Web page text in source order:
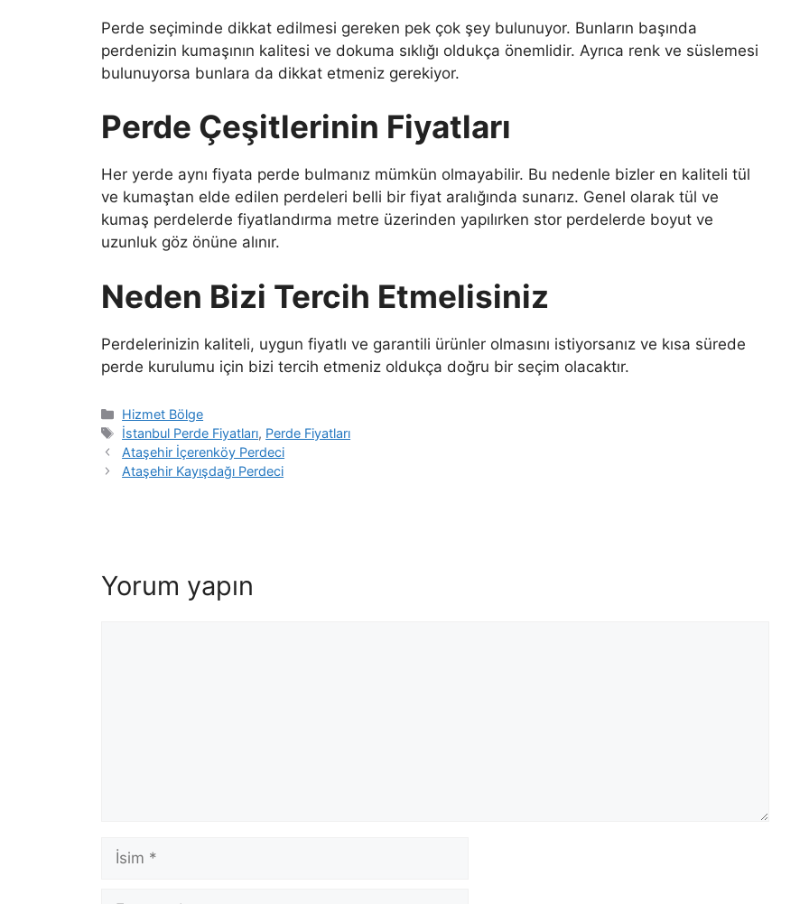
Perde seçiminde dikkat edilmesi gereken pek çok şey bulunuyor. Bunların başında
perdenizin kumaşının kalitesi ve dokuma sıklığı oldukça önemlidir. Ayrıca renk ve süslemesi
bulunuyorsa bunlara da dikkat etmeniz gerekiyor.
Perde Çeşitlerinin Fiyatları
Her yerde aynı fiyata perde bulmanız mümkün olmayabilir. Bu nedenle bizler en kaliteli tül
ve kumaştan elde edilen perdeleri belli bir fiyat aralığında sunarız. Genel olarak tül ve
kumaş perdelerde fiyatlandırma metre üzerinden yapılırken stor perdelerde boyut ve
uzunluk göz önüne alınır.
Neden Bizi Tercih Etmelisiniz
Perdelerinizin kaliteli, uygun fiyatlı ve garantili ürünler olmasını istiyorsanız ve kısa sürede
perde kurulumu için bizi tercih etmeniz oldukça doğru bir seçim olacaktır.
Hizmet Bölge
İstanbul Perde Fiyatları, Perde Fiyatları
Ataşehir İçerenköy Perdeci
Ataşehir Kayışdağı Perdeci
Yorum yapın